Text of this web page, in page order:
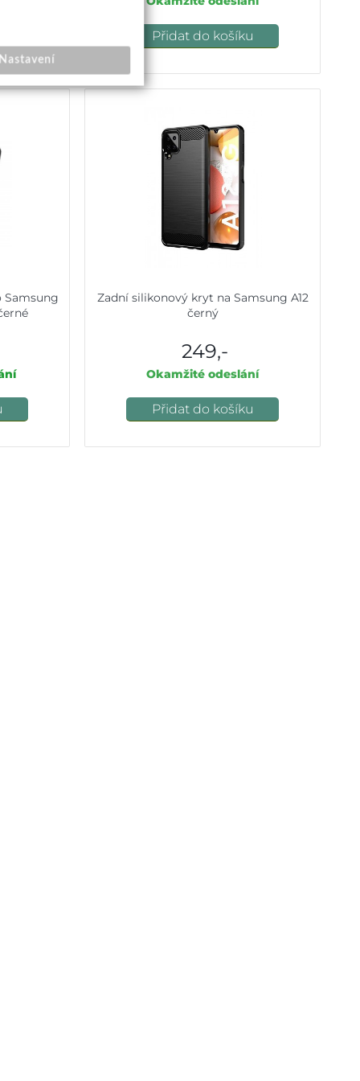
Přidat do košíku
Samsung
Zadní silikonový kryt na Samsung A12
černý
249,-
Okamžité odeslání
Přidat do košíku
Nastavení